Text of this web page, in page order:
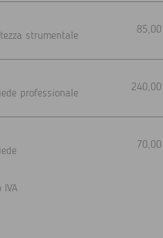
strumentale
professionale
IVA